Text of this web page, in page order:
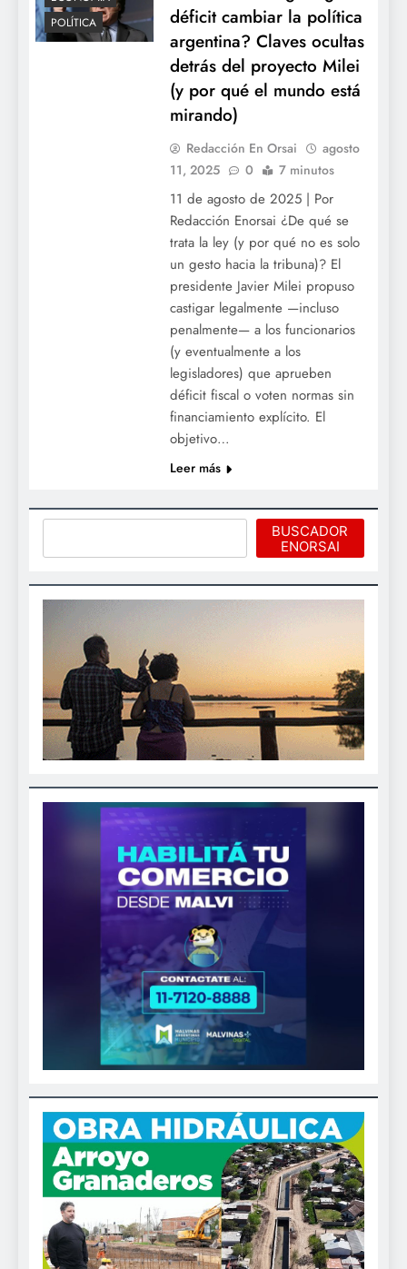
POLÍTICA
déficit cambiar la política
argentina? Claves ocultas
detrás del proyecto Milei
(y por qué el mundo está
mirando)
Redacción En Orsai
agosto
11, 2025
0 7 minutos
11 de agosto de 2025 | Por
Redacción Enorsai ¿De qué se
trata la ley (y por qué no es solo
un gesto hacia la tribuna)? El
presidente Javier Milei propuso
castigar legalmente —incluso
penalmente— a los funcionarios
(y eventualmente a los
legisladores) que aprueben
déficit fiscal o voten normas sin
financiamiento explícito. El
objetivo…
Leer más
BUSCADOR
ENORSAI